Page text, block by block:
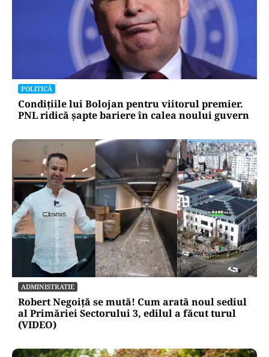
POLITICĂ
Condițiile lui Bolojan pentru viitorul premier.
PNL ridică șapte bariere în calea noului guvern
ADMINISTRATIE
Robert Negoiță se mută! Cum arată noul sediul
al Primăriei Sectorului 3, edilul a făcut turul
(VIDEO)